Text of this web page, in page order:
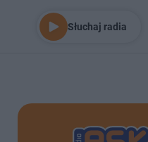
Słuchaj radia